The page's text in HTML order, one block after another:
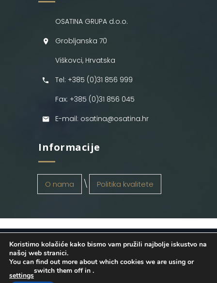
OSATINA GRUPA d.o.o.
Grobljanska 70
Viškovci, Hrvatska
Tel: +385 (0)31 856 999
Fax: +385 (0)31 856 045
E-mail: osatina@osatina.hr
Informacije
O nama Politika kvalitete
OSATINA GRUPA d.o.o. 2026
. Configured
byINFOS Osijek. Sva prava pridržana.
Koristimo kolačiće kako bismo vam pružili najbolje iskustvo na
našoj web stranici.
You can find out more about which cookies we are using or
switch them off in
settings
.